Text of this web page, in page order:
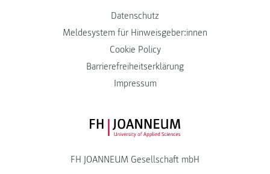
Datenschutz
Meldesystem für Hinweisgeber:innen
Cookie Policy
Barrierefreiheitserklärung
Impressum
FH JOANNEUM Logo
FH JOANNEUM Gesellschaft mbH